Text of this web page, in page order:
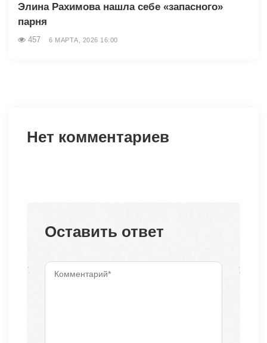
Элина Рахимова нашла себе «запасного»
парня
457 6 МАРТА, 2026 16:00
Нет комментариев
Оставить ответ